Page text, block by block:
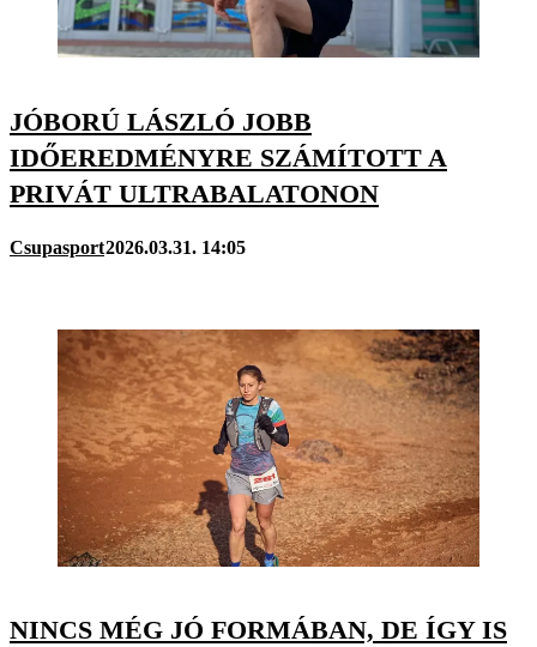
JÓBORÚ LÁSZLÓ JOBB
IDŐEREDMÉNYRE SZÁMÍTOTT A
PRIVÁT ULTRABALATONON
Csupasport2026.03.31. 14:05
NINCS MÉG JÓ FORMÁBAN, DE ÍGY IS